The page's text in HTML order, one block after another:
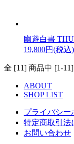
幽遊白書
19,800円(税込)
全 [11] 商品中 [1-
ABOUT
SHOP LIST
プライバシ
特定商取引法
お問い合わせ